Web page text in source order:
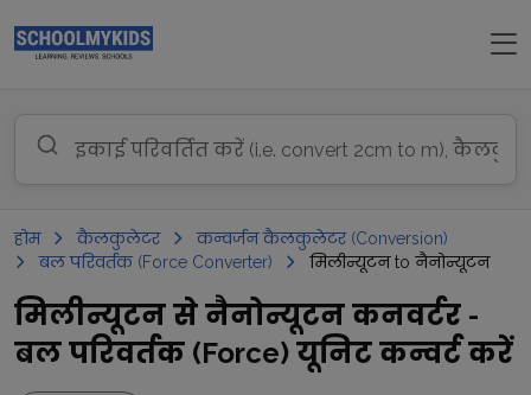
होम कैलकुलेटर
कन्वर्जन कैलकुलेटर (Conversion)
बल परिवर्तक (Force Converter)
मिलीन्यूटन to नैनोन्यूटन
मिलीन्यूटन से नैनोन्यूटन कनवर्टर -
बल परिवर्तक (Force) यूनिट कन्वर्ट करें